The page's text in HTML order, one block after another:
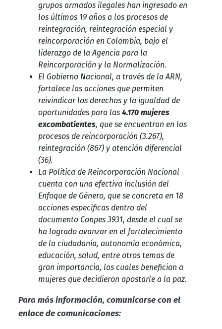
grupos armados ilegales han ingresado en
los últimos 19 años a los procesos de
reintegración, reintegración especial y
reincorporación en Colombia, bajo el
liderazgo de la Agencia para la
Reincorporación y la Normalización.
El Gobierno Nacional, a través de la ARN,
fortalece las acciones que permiten
reivindicar los derechos y la igualdad de
oportunidades para las 4.170 mujeres
excombatientes, que se encuentran en los
procesos de reincorporación (3.267),
reintegración (867) y atención diferencial
(36).
La Política de Reincorporación Nacional
cuenta con una efectiva inclusión del
Enfoque de Género, que se concreta en 18
acciones específicas dentro del
documento Conpes 3931, desde el cual se
ha logrado avanzar en el fortalecimiento
de la ciudadanía, autonomía económica,
educación, salud, entre otros temas de
gran importancia, los cuales benefician a
mujeres que decidieron apostarle a la paz.
Para más información, comunicarse con el
enlace de comunicaciones: